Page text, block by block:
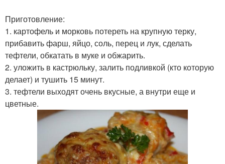
Приготовление:
1. картофель и морковь потереть на крупную терку,
прибавить фарш, яйцо, соль, перец и лук, сделать
тефтели, обкатать в муке и обжарить.
2. уложить в кастрюльку, залить подливкой (кто которую
делает) и тушить 15 минут.
3. тефтели выходят очень вкусные, а внутри еще и
цветные.